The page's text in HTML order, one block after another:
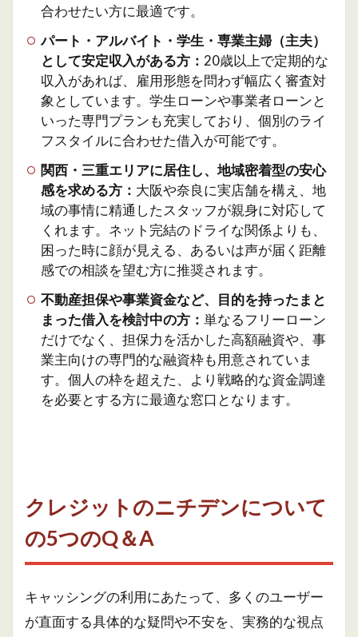
合わせたい方に最適です。
パート・アルバイト・学生・専業主婦（主夫）
として安定収入がある方： 20歳以上で定期的な
収入があれば、雇用形態を問わず幅広く審査対
象としています。学生ローンや事業者ローンと
いった専門プランも充実しており、個別のライ
フスタイルに合わせた借入が可能です。
関西・三重エリアに居住し、地域密着型の安心
感を求める方： 大阪や奈良に実店舗を構え、地
域の事情に精通したスタッフが親身に対応して
くれます。ネット完結のドライな関係よりも、
困った時に顔が見える、あるいは声が届く距離
感での相談を望む方に推奨されます。
不動産担保や事業資金など、目的を持ったまと
まった借入を検討中の方：単なるフリーローン
だけでなく、担保力を活かした高額融資や、事
業主向けの専門的な融資枠も用意されていま
す。個人の枠を超えた、より戦略的な資金調達
を必要とする方に最適な窓口となります。
クレジットのニチデンについて
の5つのQ＆A
キャッシングの利用にあたって、多くのユーザー
が直面する具体的な疑問や不安を、実務的な視点